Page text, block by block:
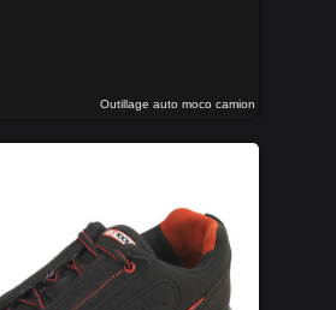
Outillage auto moco camion